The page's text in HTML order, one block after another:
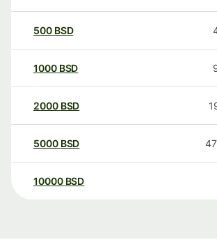
500 BSD
1000 BSD
2000 BSD
5000 BSD
10000 BSD